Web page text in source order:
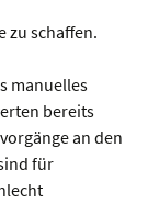
zu schaffen.
manuelles
bereits
an den
für